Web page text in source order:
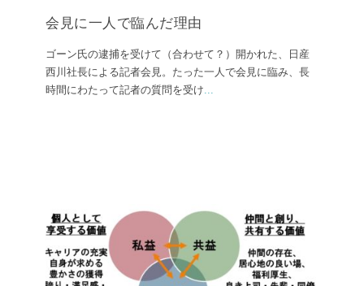
会見に一人で臨んだ理由
ゴーン氏の逮捕を受けて（合わせて？）開かれた、日産
西川社長による記者会見。たった一人で会見に臨み、長
時間にわたって記者の質問を受け...